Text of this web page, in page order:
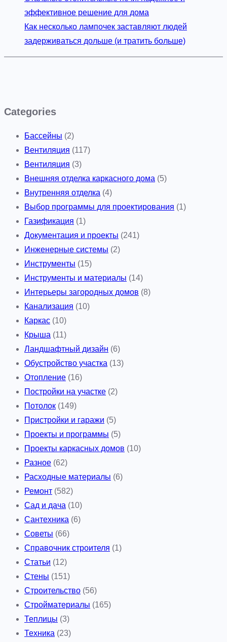
эффективное решение для дома
Как несколько лампочек заставляют людей
задерживаться дольше (и тратить больше)
Categories
Бассейны (2)
Вентиляция (117)
Вентиляция (3)
Внешняя отделка каркасного дома (5)
Внутренняя отделка (4)
Выбор программы для проектирования (1)
Газификация (1)
Документация и проекты (241)
Инженерные системы (2)
Инструменты (15)
Инструменты и материалы (14)
Интерьеры загородных домов (8)
Канализация (10)
Каркас (10)
Крыша (11)
Ландшафтный дизайн (6)
Обустройство участка (13)
Отопление (16)
Постройки на участке (2)
Потолок (149)
Пристройки и гаражи (5)
Проекты и программы (5)
Проекты каркасных домов (10)
Разное (62)
Расходные материалы (6)
Ремонт (582)
Сад и дача (10)
Сантехника (6)
Советы (66)
Справочник строителя (1)
Статьи (12)
Стены (151)
Строительство (56)
Стройматериалы (165)
Теплицы (3)
Техника (23)